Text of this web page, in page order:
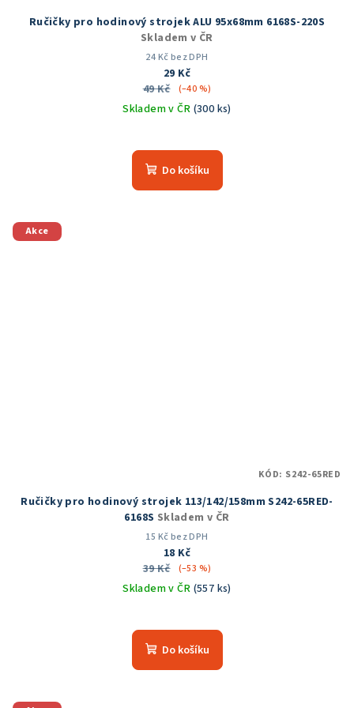
Ručičky pro hodinový strojek ALU 95x68mm 6168S-220S
Skladem v ČR
24 Kč bez DPH
29 Kč
49 Kč
(–40 %)
Skladem v ČR (300 ks)
hodnocení
produktu
Do košíku
Akce
Ručičky pro hodinový strojek 113/142/158mm S242-65RED-
6168S Skladem v ČR
15 Kč bez DPH
18 Kč
39 Kč
(–53 %)
Skladem v ČR (557 ks)
hodnocení
produktu
Do košíku
KÓD: S242-65RED